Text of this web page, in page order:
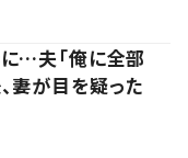
…夫「俺に全部
妻が目を疑った